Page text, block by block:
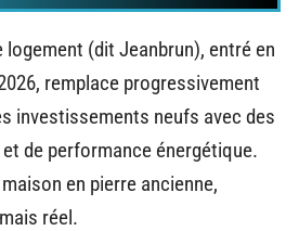
(dit Jeanbrun), entré en
remplace progressivement
investissements neufs avec des
de performance énergétique.
en pierre ancienne,
réel.